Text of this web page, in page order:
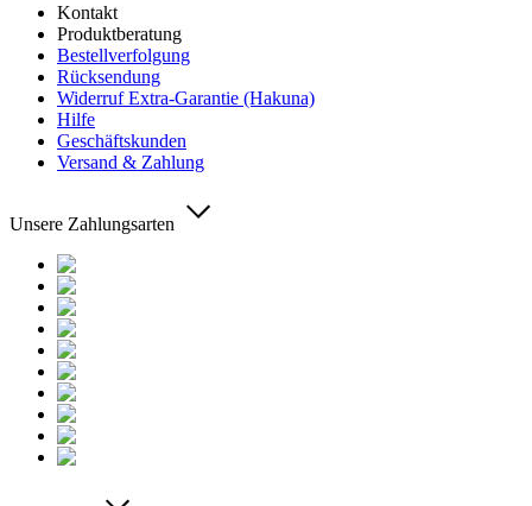
Kontakt
Produktberatung
Bestellverfolgung
Rücksendung
Widerruf Extra-Garantie (Hakuna)
Hilfe
Geschäftskunden
Versand & Zahlung
Unsere Zahlungsarten